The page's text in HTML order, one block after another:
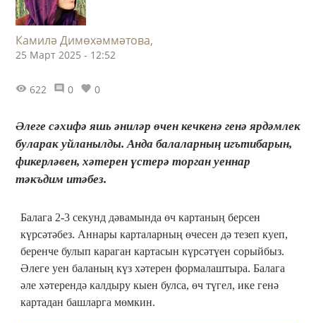
Камилә Димөхәммәтова,
25 Март 2025 - 12:52
622 0 0
Әлеге сәхифә яшь әниләр өчен кечкенә генә ярдәмлек
буларак уйланылды. Анда балаларның игътибарын,
фикерләвен, хәтерен үстерә торган уеннар
тәкъдим итәбез.
Балага 2-3 секунд дәвамында өч картаның берсен
күрсәтәбез. Аннары карталарның өчесен дә тезеп куеп,
беренче булып караган картасын күрсәтүен сорыйбыз.
Әлеге уен баланың күз хәтерен формалаштыра. Балага
әле хәтерендә калдыру кыен булса, өч түгел, ике генә
картадан башларга мөмкин.